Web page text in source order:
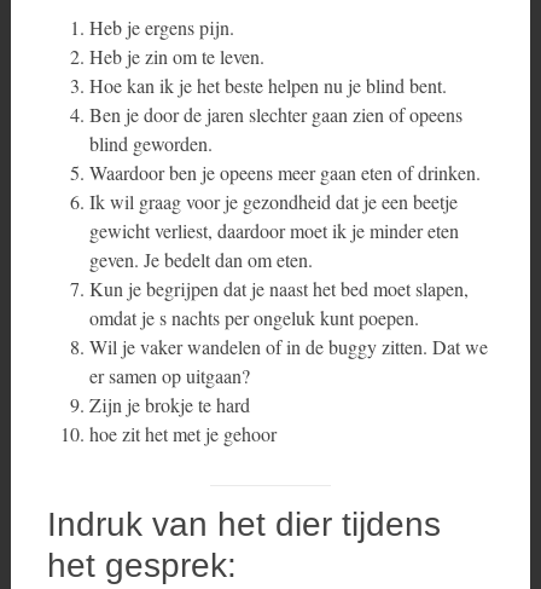
Heb je ergens pijn.
Heb je zin om te leven.
Hoe kan ik je het beste helpen nu je blind bent.
Ben je door de jaren slechter gaan zien of opeens
blind geworden.
Waardoor ben je opeens meer gaan eten of drinken.
Ik wil graag voor je gezondheid dat je een beetje
gewicht verliest, daardoor moet ik je minder eten
geven. Je bedelt dan om eten.
Kun je begrijpen dat je naast het bed moet slapen,
omdat je s nachts per ongeluk kunt poepen.
Wil je vaker wandelen of in de buggy zitten. Dat we
er samen op uitgaan?
Zijn je brokje te hard
hoe zit het met je gehoor
Indruk van het dier tijdens
het gesprek: